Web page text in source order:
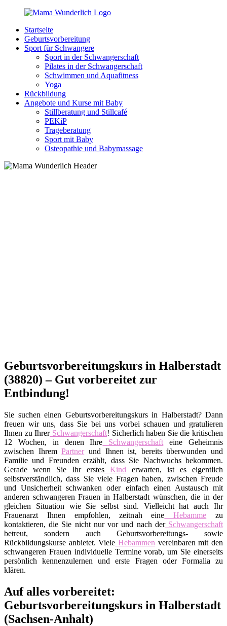
Zurück
Inhalt
MamaWunderlich.de
Mutti
sein
wunderbar!
Startseite
Geburtsvorbereitung
Sport für Schwangere
Sport in der Schwangerschaft
Pilates in der Schwangerschaft
Schwimmen und Aquafitness
Yoga
Rückbildung
Angebote und Kurse mit Baby
Stillberatung und Stillcafé
PEKiP
Trageberatung
Sport mit Baby
Osteopathie und Babymassage
Geburtsvorbereitungskurs in Halberstadt
(38820) – Gut vorbereitet zur
Entbindung!
Sie suchen einen Geburtsvorbereitungskurs in Halberstadt? Dann
freuen wir uns, dass Sie bei uns vorbei schauen und gratulieren
Ihnen zu IhrerSchwangerschaft! Sicherlich haben Sie die kritischen
12 Wochen, in denen Ihre Schwangerschaft eine Geheimnis
zwischen IhremPartnerund Ihnen ist, bereits überwunden und
Familie und Freunden erzählt, dass Sie Nachwuchs bekommen.
Gerade wenn Sie Ihr erstes Kind erwarten, ist es eigentlich
selbstverständlich, dass Sie viele Fragen haben, zwischen Freude
und Unsicherheit schwanken oder einfach einen Austausch mit
anderen schwangeren Frauen in Halberstadt wünschen, die in der
gleichen Situation wie Sie selbst sind. Vielleicht hat auch Ihr
Frauenarzt Ihnen empfohlen, zeitnah eine Hebamme zu
kontaktieren, die Sie nicht nur vor und nach derSchwangerschaft
betreut, sondern auch Geburtsvorbereitungs- sowie
Rückbildungskurse anbietet. Viele Hebammen vereinbaren mit den
schwangeren Frauen individuelle Termine vorab, um Sie einerseits
persönlich kennenzulernen und erste Fragen oder Formalia zu
klären.
Auf alles vorbereitet:
Geburtsvorbereitungskurs in Halberstadt
(Sachsen-Anhalt)